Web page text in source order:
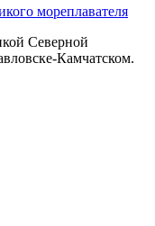
мореплавателя
Северной
Камчатском.